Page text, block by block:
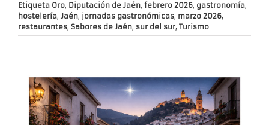
Etiqueta Oro, Diputación de Jaén, febrero 2026, gastronomía,
hostelería, Jaén, jornadas gastronómicas, marzo 2026,
restaurantes, Sabores de Jaén, sur del sur, Turismo